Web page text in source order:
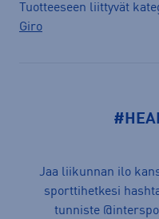
Tuotteeseen liittyvät
Giro
Jaa liikunnan ilo
sporttihetkesi
tunniste